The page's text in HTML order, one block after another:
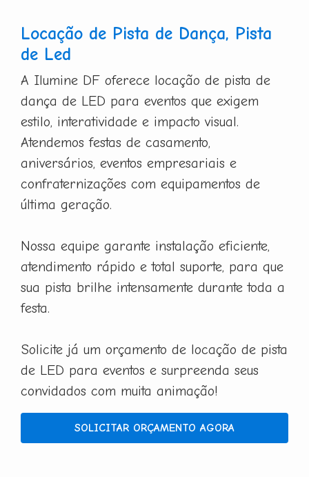
Locação de Pista de Dança, Pista
de Led
A Ilumine DF oferece locação de pista de
dança de LED para eventos que exigem
estilo, interatividade e impacto visual.
Atendemos festas de casamento,
aniversários, eventos empresariais e
confraternizações com equipamentos de
última geração.
Nossa equipe garante instalação eficiente,
atendimento rápido e total suporte, para que
sua pista brilhe intensamente durante toda a
festa.
Solicite já um orçamento de locação de pista
de LED para eventos e surpreenda seus
convidados com muita animação!
SOLICITAR ORÇAMENTO AGORA